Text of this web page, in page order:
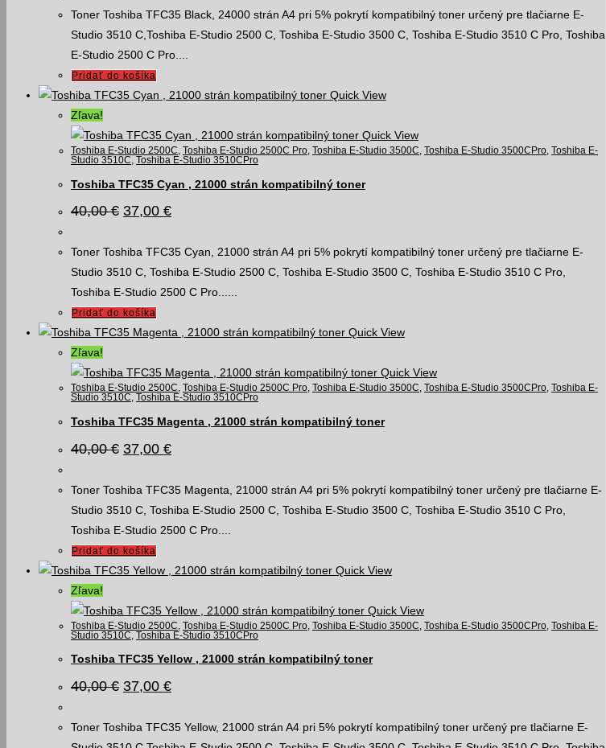
35,00 €.33,00 €.
Toner Toshiba TFC35 Black, 24000 strán A4 pri 5% pokrytí kompatibilný toner určený pre tlačiarne E-
Studio 3510 C,Toshiba E-Studio 2500 C, Toshiba E-Studio 3500 C, Toshiba E-Studio 3510 C Pro, Toshiba
E-Studio 2500 C Pro....
Pridať do košíka
Quick View
Zľava!
Quick View
Toshiba E-Studio 2500C, Toshiba E-Studio 2500C Pro, Toshiba E-Studio 3500C, Toshiba E-Studio 3500CPro, Toshiba E-
Studio 3510C, Toshiba E-Studio 3510CPro
Toshiba TFC35 Cyan , 21000 strán kompatibilný toner
40,00€ Pôvodná
40,00 €.
37,00 €Aktuálna
37,00 €.
Toner Toshiba TFC35 Cyan, 21000 strán A4 pri 5% pokrytí kompatibilný toner určený pre tlačiarne E-
Studio 3510 C, Toshiba E-Studio 2500 C, Toshiba E-Studio 3500 C, Toshiba E-Studio 3510 C Pro,
Toshiba E-Studio 2500 C Pro......
Pridať do košíka
Quick View
Zľava!
Quick View
Toshiba E-Studio 2500C, Toshiba E-Studio 2500C Pro, Toshiba E-Studio 3500C, Toshiba E-Studio 3500CPro, Toshiba E-
Studio 3510C, Toshiba E-Studio 3510CPro
Toshiba TFC35 Magenta , 21000 strán kompatibilný toner
40,00€ Pôvodná
cena
40,00 €.
37,00 €Aktuálna
cena
37,00 €.
Toner Toshiba TFC35 Magenta, 21000 strán A4 pri 5% pokrytí kompatibilný toner určený pre tlačiarne E-
Studio 3510 C, Toshiba E-Studio 2500 C, Toshiba E-Studio 3500 C, Toshiba E-Studio 3510 C Pro,
Toshiba E-Studio 2500 C Pro....
Pridať do košíka
Quick View
Zľava!
Quick View
Toshiba E-Studio 2500C Toshiba E-Studio 2500C Pro Toshiba E-Studio 3500C Toshiba E-Studio 3500CPro Toshiba E-
Studio 3510C Toshiba E-Studio 3510CPro
Toshiba TFC35 Yellow , 21000 strán kompatibilný toner
40,00€ Pôvodná
cena
40,00 €.
37,00 €Aktuálna
cena
37,00 €.
Toner Toshiba TFC35 Yellow, 21000 strán A4 pri 5% pokrytí kompatibilný toner určený pre tlačiarne E-